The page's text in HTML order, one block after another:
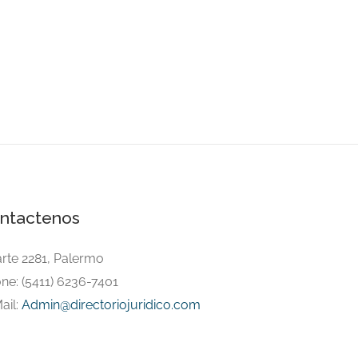
2281, Palermo
(5411) 6236-7401
Admin@directoriojuridico.com